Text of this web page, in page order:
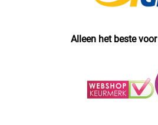
Alleen het beste